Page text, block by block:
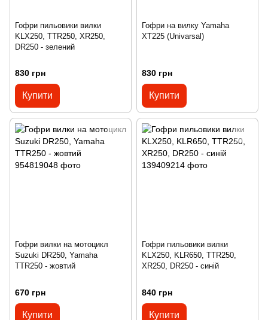
Гофри пильовики вилки
KLX250, TTR250, XR250,
DR250 - зелений
830 грн
Купити
Гофри на вилку Yamaha
XT225 (Univarsal)
830 грн
Купити
Гофри вилки на мотоцикл
Suzuki DR250, Yamaha
TTR250 - жовтий
670 грн
Купити
Гофри пильовики вилки
KLX250, KLR650, TTR250,
XR250, DR250 - синій
840 грн
Купити